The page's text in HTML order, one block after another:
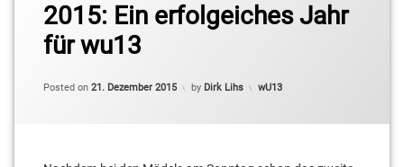
2015: Ein erfolgeiches Jahr
für wu13
Posted on 21. Dezember 2015 by Dirk Lihs Categories:
wU13